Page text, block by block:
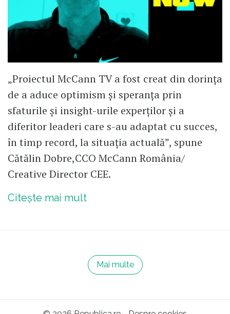
„Proiectul McCann TV a fost creat din dorința
de a aduce optimism și speranța prin
sfaturile și insight-urile experților și a
diferitor leaderi care s-au adaptat cu succes,
în timp record, la situația actuală”, spune
Cătălin Dobre,CCO McCann România/
Creative Director CEE.
Citește mai mult
Mai multe